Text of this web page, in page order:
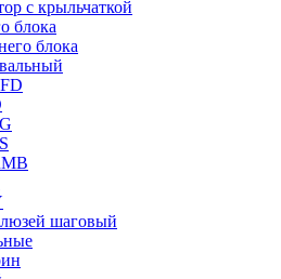
с крыльчаткой
блока
блока
шаговый